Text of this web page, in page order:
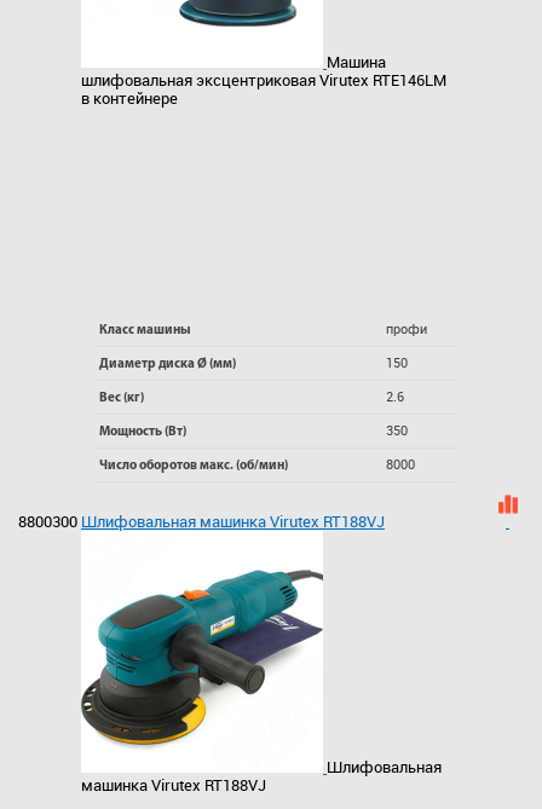
Машина
шлифовальная эксцентриковая Virutex RTE146LМ
в контейнере
Класс машины профи
Диаметр диска Ø (мм) 150
Вес (кг) 2.6
Мощность (Вт) 350
Число оборотов макс. (об/мин) 8000
8800300 Шлифовальная машинка Virutex RT188VJ
Шлифовальная
машинка Virutex RT188VJ